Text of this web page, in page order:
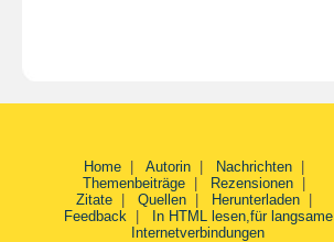
Home| Autorin| Nachrichten|
Themenbeiträge| Rezensionen|
Zitate| Quellen| Herunterladen|
Feedback|
In HTML lesen,für langsame
Internetverbindungen